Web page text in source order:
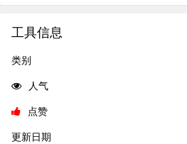
图，因此按照表示的内容
多而单独分为一类。最
图，偶尔可见划分至地
图。 [2] 中国地形图 中
地形的地图。一般用等
中的自然地理专题地图
工具信息
类别
人气
点赞
更新日期